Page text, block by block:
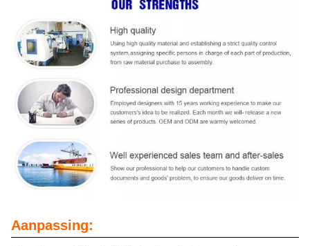
Aanpassing: